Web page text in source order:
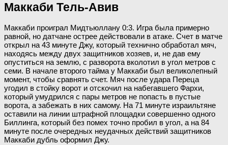
Маккаби Тель-Авив
Маккаби проиграл Мидтьюллану 0:3. Игра была примерно
равной, но датчане острее действовали в атаке. Счет в матче
открыл на 43 минуте Джу, который технично обработал мяч,
находясь между двух защитников хозяев, и, не дав ему
опуститься на землю, с разворота вколотил в угол метров с
семи. В начале второго тайма у Маккаби был великолепный
момент, чтобы сравнять счет. Мяч после удара Переца
угодил в стойку ворот и отскочил на набегавшего Фархи,
который умудрился с пары метров не попасть в пустые
ворота, а забежать в них самому. На 71 минуте израильтяне
оставили на линии штрафной площадки совершенно одного
Биллинга, который без помех точно пробил в угол, а на 84
минуте после очередных неудачных действий защитников
Маккаби дубль оформил Джу.